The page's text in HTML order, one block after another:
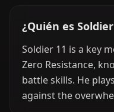
¿Quién es
Soldier 11 is a key
Zero Resistance,
battle skills. He
against the